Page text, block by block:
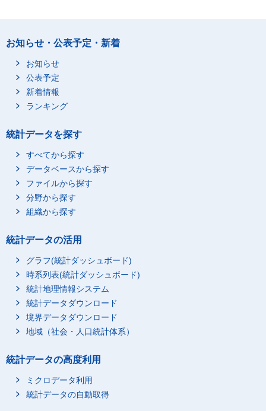
お知らせ・公表予定・新着
お知らせ
公表予定
新着情報
ランキング
統計データを探す
すべてから探す
データベースから探す
ファイルから探す
分野から探す
組織から探す
統計データの活用
グラフ(統計ダッシュボード)
時系列表(統計ダッシュボード)
統計地理情報システム
統計データダウンロード
境界データダウンロード
地域（社会・人口統計体系）
統計データの高度利用
ミクロデータ利用
統計データの自動取得